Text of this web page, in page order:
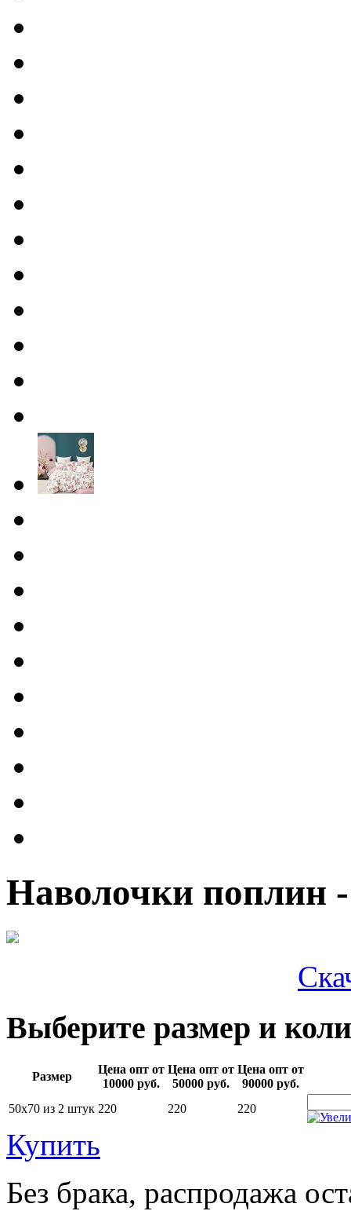
Наволочки поплин
Выберите размер и
Размер
Цена опт от
10000 руб.
Цена опт от
50000 руб.
Цена опт от
90000 руб.
50х70 из 2 штук 220 220 220
Купить
Без брака, распродажа